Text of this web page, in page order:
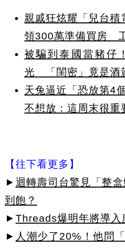
親戚狂炫耀「兒台積
領300萬準備買房
被騙到泰國當豬仔
光 「閨密」竟是酒
天兔逼近「恐放第4
不想放：這周末很重
【往下看更多】
► 迴轉壽司台驚見「整
到飽？
► Threads爆明年將導入
► 人潮少了20%！他問